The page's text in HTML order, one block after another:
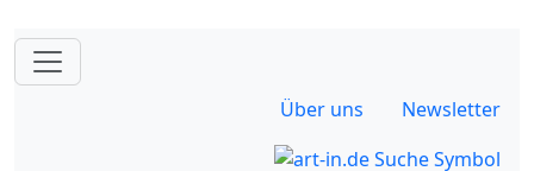
Über uns Newsletter